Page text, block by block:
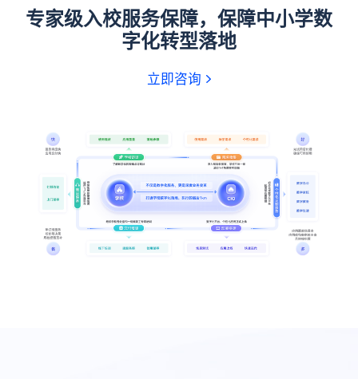
专家级入校服务保障，保障中小学数
字化转型落地
立即咨询